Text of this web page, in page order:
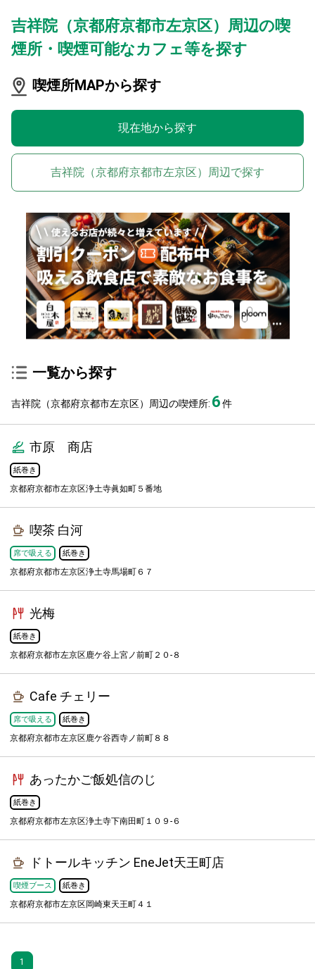
吉祥院（京都府京都市左京区）周辺の喫
煙所・喫煙可能なカフェ等を探す
喫煙所MAPから探す
現在地から探す
吉祥院（京都府京都市左京区）周辺で探す
一覧から探す
吉祥院（京都府京都市左京区）周辺の喫煙所: 6件
市原 商店
紙巻き
京都府京都市左京区浄土寺眞如町５番地
喫茶 白河
席で吸える 紙巻き
京都府京都市左京区浄土寺馬場町６７
光梅
紙巻き
京都府京都市左京区鹿ケ谷上宮ノ前町２０-８
Cafe チェリー
席で吸える 紙巻き
京都府京都市左京区鹿ケ谷西寺ノ前町８８
あったかご飯処信のじ
紙巻き
京都府京都市左京区浄土寺下南田町１０９-６
ドトールキッチン EneJet天王町店
喫煙ブース 紙巻き
京都府京都市左京区岡崎東天王町４１
1